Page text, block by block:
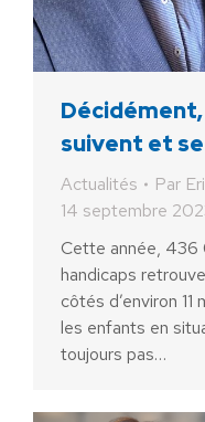
suivent et
Actualités Par
14 septembre
Cette année,
handicaps
côtés d’environ
les enfants en
toujours pas…